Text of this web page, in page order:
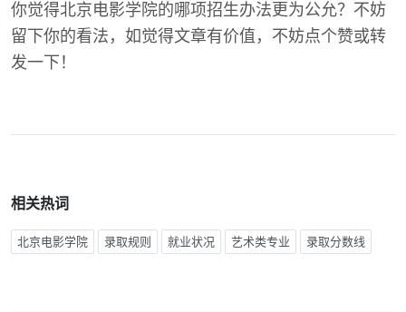
你觉得北京电影学院的哪项招生办法更为公允？不妨
留下你的看法，如觉得文章有价值，不妨点个赞或转
发一下！
相关热词
北京电影学院 录取规则 就业状况 艺术类专业 录取分数线